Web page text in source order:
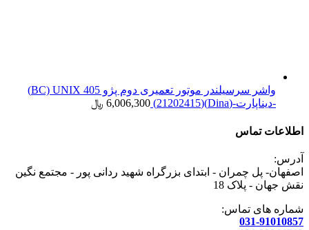
واشر سرسیلندر موتور تعمیری دوم پژو 405 BC) UNIX)
-دیناپارت-(Dina)(21202415)
6,006,300 ﷼
اطلاعات تماس
آدرس:
اصفهان- پل چمران - ابتدای بزرگراه شهید ردانی پور - مجتمع نگین
نقش جهان - پلاک 18
شماره های تماس:
031-91010857